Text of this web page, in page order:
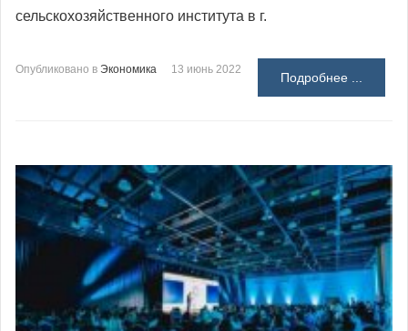
сельскохозяйственного института в г.
Опубликовано в Экономика 13 июнь 2022
Подробнее ...